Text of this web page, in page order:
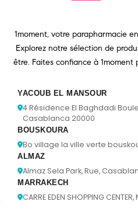
1moment, votre parapharmacie
Explorez notre sélection de
être. Faites confiance à 1moment
YACOUB EL MANSOUR
4 Résidence El Baghdadi
Casablanca 20000
BOUSKOURA
Bo village la ville verte
ALMAZ
Almaz Sela Park, Rue,
MARRAKECH
CARRE EDEN SHOPPING